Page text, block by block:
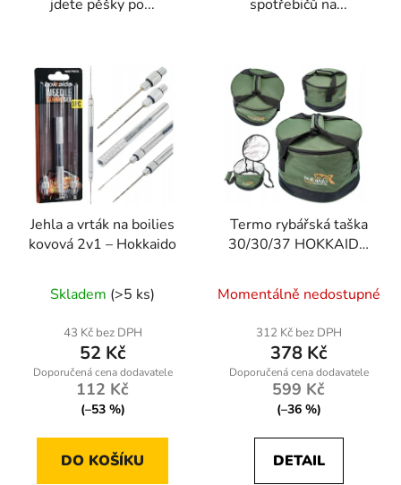
jdete pěšky po... spotřebičů na...
Jehla a vrták na boilies
kovová 2v1 – Hokkaido
Skladem (>5 ks)
43 Kč bez DPH
52 Kč
112 Kč
(–53 %)
DO KOŠÍKU
Termo rybářská taška
30/30/37 HOKKAIDO
Momentálně nedostupné
312 Kč bez DPH
378 Kč
599 Kč
(–36 %)
DETAIL